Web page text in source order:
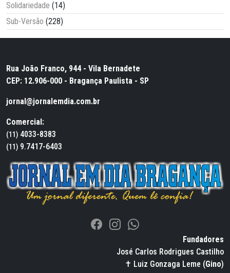
Solidariedade (14)
Sub-Versão (228)
Rua João Franco, 944 - Vila Bernadete
CEP: 12.906-000 - Bragança Paulista - SP
jornal@jornalemdia.com.br
Comercial:
(11) 4033-8383
(11) 9.7417-6403
Fundadores
José Carlos Rodrigues Castilho
✝ Luiz Gonzaga Leme (Gino)